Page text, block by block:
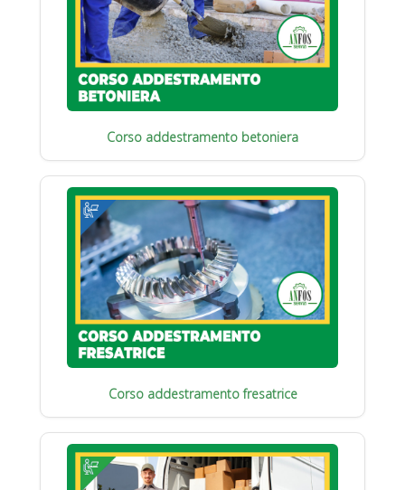
Corso addestramento betoniera
Corso addestramento fresatrice